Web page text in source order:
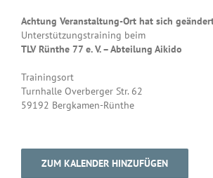
Achtung Veranstaltung-Ort hat sich
Unterstützungstraining beim
TLV Rünthe 77 e. V. – Abteilung Aikido
Trainingsort
Turnhalle Overberger Str. 62
59192 Bergkamen-Rünthe
ZUM KALENDER HINZUFÜGEN